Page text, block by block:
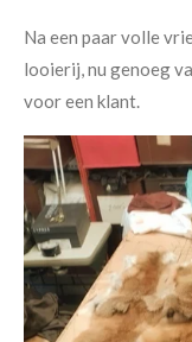
Na een paar volle
looierij, nu genoeg
voor een klant.